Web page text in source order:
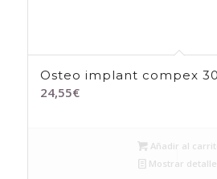
Osteo implant compex
24,55€
Añadir al
Mostrar